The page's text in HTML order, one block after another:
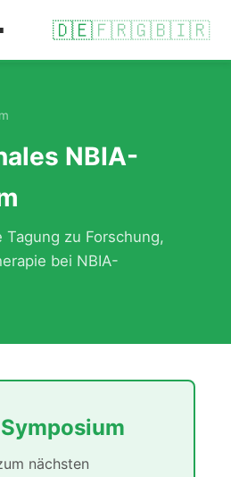
🇩🇪🇫🇷🇬🇧🇮🇷
NBIA-
zu Forschung,
bei NBIA-
nächsten